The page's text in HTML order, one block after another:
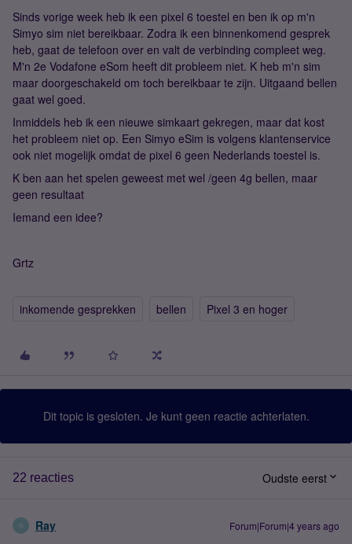
Sinds vorige week heb ik een pixel 6 toestel en ben ik op m'n
Simyo sim niet bereikbaar. Zodra ik een binnenkomend gesprek
heb, gaat de telefoon over en valt de verbinding compleet weg.
M'n 2e Vodafone eSom heeft dit probleem niet. K heb m'n sim
maar doorgeschakeld om toch bereikbaar te zijn. Uitgaand bellen
gaat wel goed.
Inmiddels heb ik een nieuwe simkaart gekregen, maar dat kost
het probleem niet op. Een Simyo eSim is volgens klantenservice
ook niet mogelijk omdat de pixel 6 geen Nederlands toestel is.
K ben aan het spelen geweest met wel /geen 4g bellen, maar
geen resultaat
Iemand een idee?
Grtz
inkomende gesprekken bellen Pixel 3 en hoger
Dit topic is gesloten. Je kunt geen reactie achterlaten.
22 reacties Oudste eerst
R Ray Forum|Forum|4 years ago